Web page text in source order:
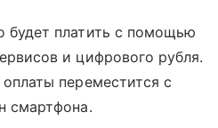
будет платить с помощью
и цифрового рубля.
переместится с
смартфона.